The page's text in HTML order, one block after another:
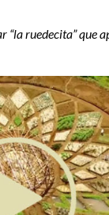
ruedecita” que